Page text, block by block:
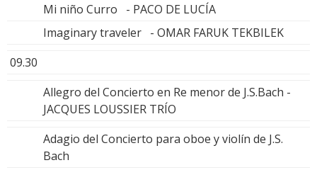
Mi niño Curro - PACO DE LUCÍA
Imaginary traveler - OMAR FARUK TEKBILEK
09.30
Allegro del Concierto en Re menor de J.S.Bach -
JACQUES LOUSSIER TRÍO
Adagio del Concierto para oboe y violín de J.S.
Bach